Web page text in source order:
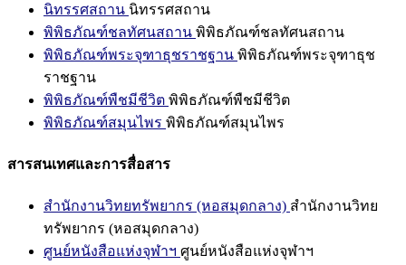
นิทรรศสถาน นิทรรศสถาน
พิพิธภัณฑ์ชลทัศนสถาน พิพิธภัณฑ์ชลทัศนสถาน
พิพิธภัณฑ์พระจุฑาธุชราชฐาน พิพิธภัณฑ์พระจุฑาธุช
ราชฐาน
พิพิธภัณฑ์พืชมีชีวิต พิพิธภัณฑ์พืชมีชีวิต
พิพิธภัณฑ์สมุนไพร พิพิธภัณฑ์สมุนไพร
สารสนเทศและการสื่อสาร
สำนักงานวิทยทรัพยากร (หอสมุดกลาง) สำนักงานวิทย
ทรัพยากร (หอสมุดกลาง)
ศูนย์หนังสือแห่งจุฬาฯ ศูนย์หนังสือแห่งจุฬาฯ